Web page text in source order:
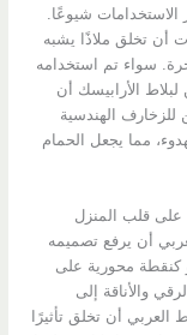
الاستخدامات شيوعًا.
أن تخلق ملاذًا يشبه
سواء تم استخدامه
الأرابيسك أن
للزخارف الهندسية
مما يجعل الحمام
على قلب المنزل
أن يرفع تصميمه
كنقطة محورية على
والأناقة إلى
العربي أن تخلق تأثيرًا